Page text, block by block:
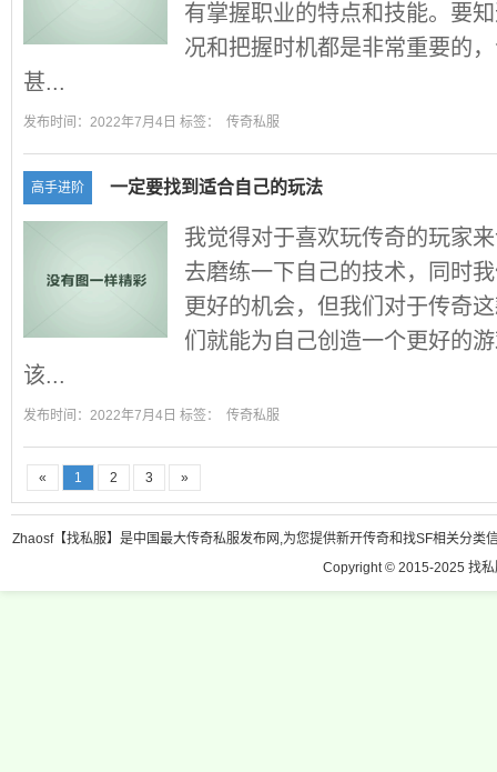
有掌握职业的特点和技能。要
况和把握时机都是非常重要的
甚...
发布时间：2022年7月4日 标签： 传奇私服
高手进阶 一定要找到适合自己的玩法
我觉得对于喜欢玩传奇的玩家
去磨练一下自己的技术，同时
更好的机会，但我们对于传奇
们就能为自己创造一个更好的
该...
发布时间：2022年7月4日 标签： 传奇私服
« 1 2 3 »
Zhaosf【找私服】是中国最大传奇私服发布网,为您提供新开传奇和找SF相关分
Copyright © 2015-2025 找